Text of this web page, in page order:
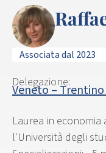
Associata dal 2023
Delegazione:
Veneto –
Laurea in
l'Università degli